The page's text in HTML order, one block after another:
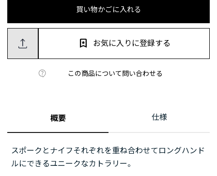
買い物かごに入れる
この商品について問い合わせる
お気に入りに登録する
概要 仕様
スポークとナイフそれぞれを重ね合わせてロングハンド
ルにできるユニークなカトラリー。